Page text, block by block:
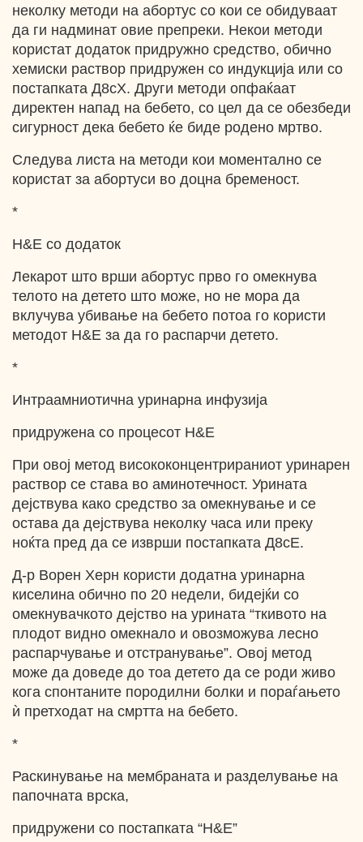
неколку методи на абортус со кои се обидуваат
да ги надминат овие препреки. Некои методи
користат додаток придружно средство, обично
хемиски раствор придружен со индукција или со
постапката Д8сХ. Други методи опфаќаат
директен напад на бебето, со цел да се обезбеди
сигурност дека бебето ќе биде родено мртво.
Следува листа на методи кои моментално се
користат за абортуси во доцна бременост.
*
H&E со додаток
Лекарот што врши абортус прво го омекнува
телото на детето што може, но не мора да
вклучува убивање на бебето потоа го користи
методот H&E за да го распарчи детето.
*
Интраамниотична уринарна инфузија
придружена со процесот H&E
При овој метод висококонцентрираниот уринарен
раствор се става во аминотечност. Урината
дејствува како средство за омекнување и се
остава да дејствува неколку часа или преку
ноќта пред да се изврши постапката Д8сЕ.
Д-р Ворен Херн користи додатна уринарна
киселина обично по 20 недели, бидејќи со
омекнувачкото дејство на урината “ткивото на
плодот видно омекнало и овозможува лесно
распарчување и отстранување”. Овој метод
може да доведе до тоа детето да се роди живо
кога спонтаните породилни болки и пораѓањето
ѝ претходат на смртта на бебето.
*
Раскинување на мембраната и разделување на
папочната врска,
придружени со постапката “H&E”